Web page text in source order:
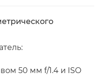
50 мм f/1.4 и ISO